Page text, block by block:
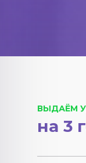
ВЫДАЁМ
на 3